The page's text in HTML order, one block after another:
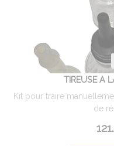
TIREUSE A
Kit pour traire
de
121.